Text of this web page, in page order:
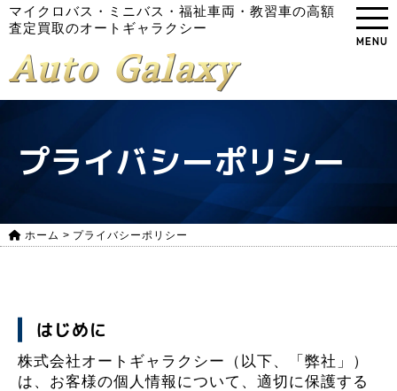
マイクロバス・ミニバス・福祉車両・教習車の高額
査定買取のオートギャラクシー
MENU
Auto Galaxy
プライバシーポリシー
ホーム > プライバシーポリシー
はじめに
株式会社オートギャラクシー（以下、「弊社」）
は、お客様の個人情報について、適切に保護する